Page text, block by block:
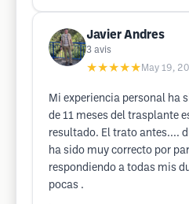
Javier Andres
3 avis
★★★★★ May 19,
Mi experiencia personal ha
de 11 meses del trasplante
resultado. El trato antes....
ha sido muy correcto por
respondiendo a todas mis
pocas .